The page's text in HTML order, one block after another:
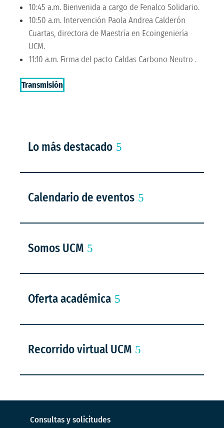
10:45 a.m. Bienvenida a cargo de Fenalco Solidario.
10:50 a.m. Intervención Paola Andrea Calderón
Cuartas, directora de Maestría en Ecoingeniería
UCM.
11:10 a.m. Firma del pacto Caldas Carbono Neutro .
Transmisión
Lo más destacado
Calendario de eventos
Somos UCM
Oferta académica
Recorrido virtual UCM
Consultas y solicitudes